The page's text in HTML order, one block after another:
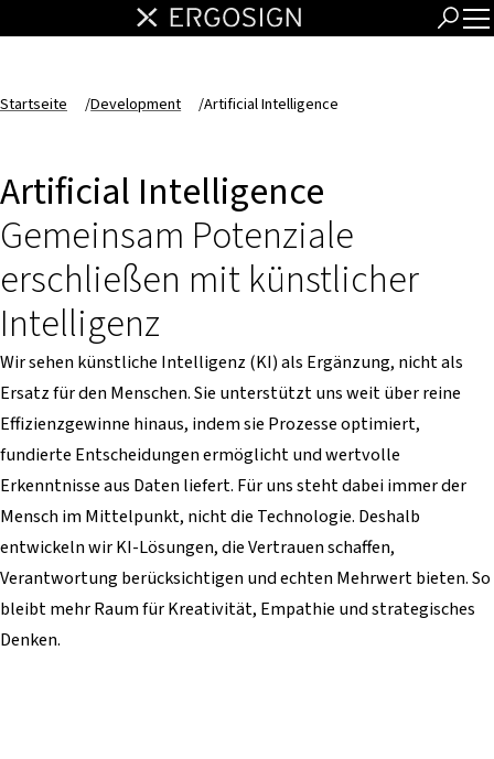
Startseite /Development /Artificial Intelligence
Artificial Intelligence
Gemeinsam Potenziale
erschließen mit künstlicher
Intelligenz
Wir sehen künstliche Intelligenz (KI) als Ergänzung, nicht als
Ersatz für den Menschen. Sie unterstützt uns weit über reine
Effizienzgewinne hinaus, indem sie Prozesse optimiert,
fundierte Entscheidungen ermöglicht und wertvolle
Erkenntnisse aus Daten liefert. Für uns steht dabei immer der
Mensch im Mittelpunkt, nicht die Technologie. Deshalb
entwickeln wir KI-Lösungen, die Vertrauen schaffen,
Verantwortung berücksichtigen und echten Mehrwert bieten. So
bleibt mehr Raum für Kreativität, Empathie und strategisches
Denken.